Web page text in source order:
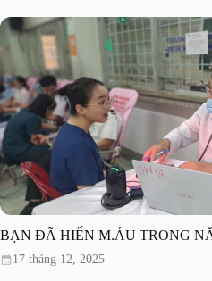
BẠN ĐÃ HIẾN M.ÁU TRONG
17 tháng 12, 2025